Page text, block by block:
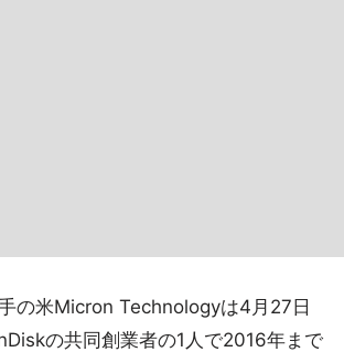
の米Micron Technologyは4月27日
の共同創業者の1人で2016年まで